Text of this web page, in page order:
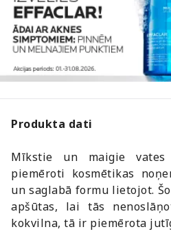
Produkta dati
Mīkstie un maigie
piemēroti kosmētikas
un saglabā formu lietojot.
apšūtas, lai tās
kokvilna, tā ir piemērota